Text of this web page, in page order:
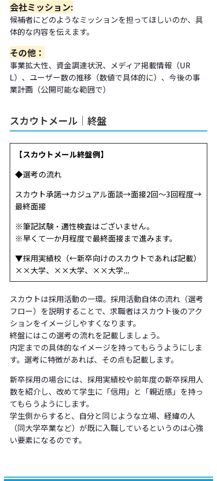
会社ミッション:
候補者にどのようなミッションを担ってほしいのか、具
体的な内容を伝えます。
その他：
事業拡大性、資金調達状況、メディア掲載情報（UR
L）、ユーザー数の推移（数値で具体的に）、今後の事
業計画（公開可能な範囲で）
スカウトメール│終盤
【スカウトメール終盤例】
◆選考の流れ
スカウト承諾→カジュアル面談→面接2回～3回程度→
最終面接
※筆記試験・適性検査はございません。
※早くて一か月程度で最終面接まで進みます。
▼採用実績校（←新卒向けのスカウトであれば記載）
××大学、××大学、××大学...
スカウトは採用活動の一環。採用活動自体の流れ（選考
フロー）を説明することで、求職者はスカウト後のアク
ションをイメージしやすくなります。
終盤にはこの選考の流れを記載しましょう。
内定までの具体的なイメージを持ってもらうようにしま
す。選考に特徴があれば、その点も記載します。
新卒採用の場合には、採用実績校や前年度の新卒採用人
数を紹介し、改めて学生に「信用」と「親近感」を持っ
てもらうようにします。
学生側からすると、自分と同じような立場、経緯の人
（同大学卒業など）が既に入職しているというのは心強
い要素になるのです。